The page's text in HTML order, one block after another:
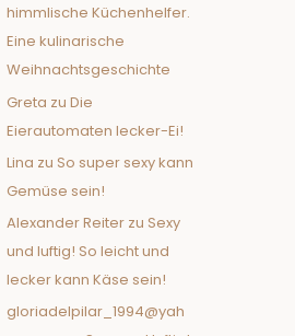
himmlische Küchenhelfer.
Eine kulinarische
Weihnachtsgeschichte
Greta zu Die
Eierautomaten lecker-Ei!
Lina zu So super sexy kann
Gemüse sein!
Alexander Reiter zu Sexy
und luftig! So leicht und
lecker kann Käse sein!
gloriadelpilar_1994@yah